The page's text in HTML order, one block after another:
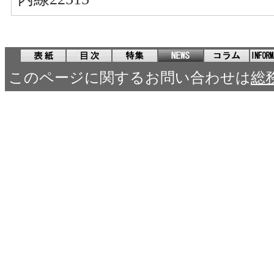
このページに関するお問い合わせは総